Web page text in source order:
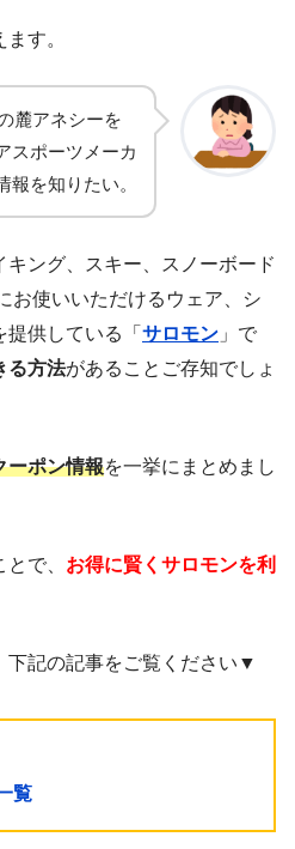
す。
麓アネシーを
スポーツメーカ
報を知りたい。
キング、スキー、スノーボード
お使いいただけるウェア、シ
供している「 サロモン 」で
る方法があることご存知でしょ
ーポン情報を一挙にまとめまし
で、 お得に賢くサロモンを利
下記の記事をご覧ください▼
覧